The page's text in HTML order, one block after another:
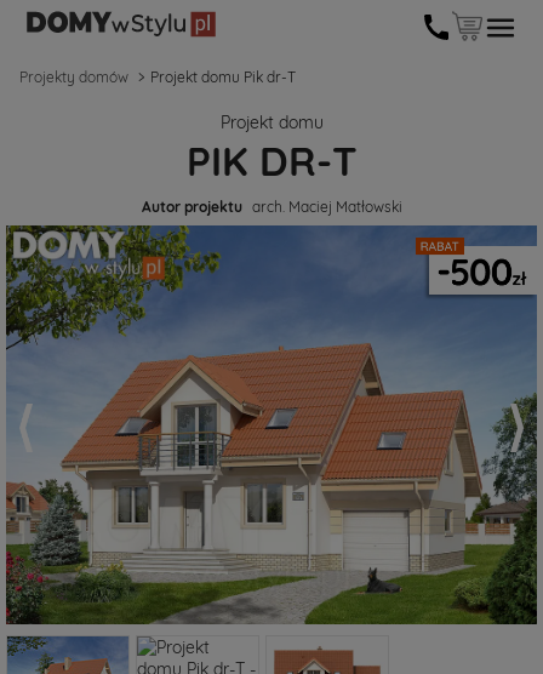
Projekty domów Projekt domu Pik dr-T
Projekt domu
PIK DR-T
Autor projektu arch. Maciej Matłowski